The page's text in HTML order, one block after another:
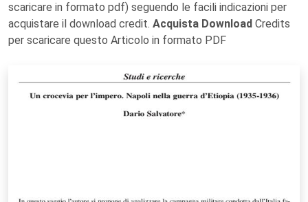
scaricare in formato pdf) seguendo le facili indicazioni per
acquistare il download credit. Acquista Download Credits
per scaricare questo Articolo in formato PDF